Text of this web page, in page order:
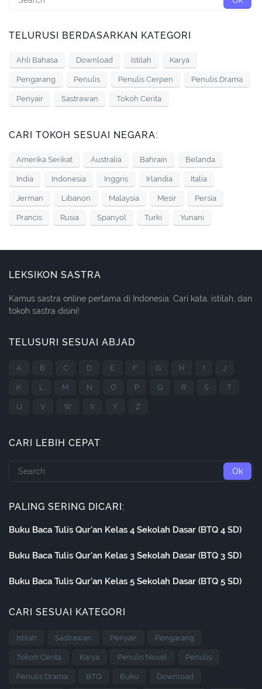
TELURUSI BERDASARKAN KATEGORI
Ahli Bahasa Download Istilah Karya
Pengarang Penulis Penulis Cerpen Penulis Drama
Penyair Sastrawan Tokoh Cerita
CARI TOKOH SESUAI NEGARA:
Amerika Serikat Australia Bahrain Belanda
India Indonesia Inggris Irlandia Italia
Jerman Libanon Malaysia Mesir Persia
Prancis Rusia Spanyol Turki Yunani
LEKSIKON SASTRA
Kamus sastra online pertama di Indonesia. Cari kata, istilah, dan
tokoh sastra disini!
TELUSURI SESUAI ABJAD
A B C D E F G H I J
K L M N O P Q R S T
U V W X Y Z
CARI LEBIH CEPAT
PALING SERING DICARI:
Buku Baca Tulis Qur'an Kelas 4 Sekolah Dasar (BTQ 4 SD)
Buku Baca Tulis Qur'an Kelas 3 Sekolah Dasar (BTQ 3 SD)
Buku Baca Tulis Qur'an Kelas 5 Sekolah Dasar (BTQ 5 SD)
CARI SESUAI KATEGORI
Istilah Sastrawan Penyair Pengarang
Tokoh Cerita Karya Penulis Novel Penulis
Penulis Drama BTQ Buku Download